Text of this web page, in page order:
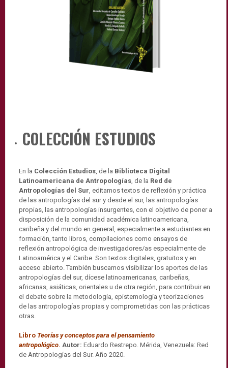
COLECCIÓN ESTUDIOS
En la Colección Estudios, de la Biblioteca Digital
Latinoamericana de Antropologías, de la Red de
Antropologías del Sur, editamos textos de reflexión y práctica
de las antropologías del sur y desde el sur, las antropologías
propias, las antropologías insurgentes, con el objetivo de poner a
disposición de la comunidad académica latinoamericana,
caribeña y del mundo en general, especialmente a estudiantes en
formación, tanto libros, compilaciones como ensayos de
reflexión antropológica de investigadores/as especialmente de
Latinoamérica y el Caribe. Son textos digitales, gratuitos y en
acceso abierto. También buscamos visibilizar los aportes de las
antropologías del sur, dícese latinoamericanas, caribeñas,
africanas, asiáticas, orientales u de otra región, para contribuir en
el debate sobre la metodología, epistemología y teorizaciones
de las antropologías propias y comprometidas con las prácticas
otras.
Libro Teorías y conceptos para el pensamiento
antropológico. Autor: Eduardo Restrepo. Mérida, Venezuela: Red
de Antropologías del Sur. Año 2020.